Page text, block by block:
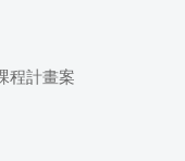
程計畫案